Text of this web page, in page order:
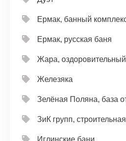
Ермак, банный
Ермак, русская баня
Жара,
Железяка
Зелёная Поляна, база
ЗиК групп,
Иглинские бани